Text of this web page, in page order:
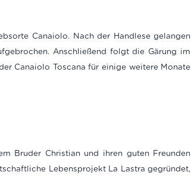
Canaiolo. Nach der Handlese gelangen
Anschließend folgt die Gärung im
Canaiolo Toscana für einige weitere Monate
Bruder Christian und ihren guten Freunden
Lebensprojekt La Lastra gegründet,